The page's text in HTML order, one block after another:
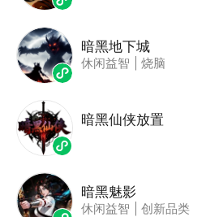
暗黑地下城
休闲益智 烧脑
暗黑仙侠放置
暗黑魅影
休闲益智 创新品类